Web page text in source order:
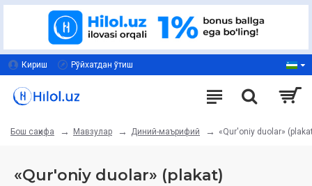
Кириш Рўйхатдан ўтиш
Бош саҳифа Мавзулар Диний-маърифий «Qur'oniy duolar»
«Qur'oniy duolar» (plakat)